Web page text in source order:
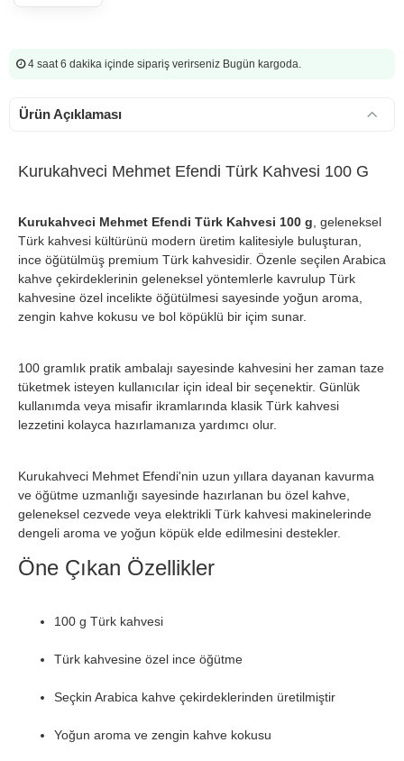
4 saat 6 dakika içinde sipariş verirseniz Bugün kargoda.
Ürün Açıklaması
Kurukahveci Mehmet Efendi Türk Kahvesi 100 G
Kurukahveci Mehmet Efendi Türk Kahvesi 100 g , geleneksel
Türk kahvesi kültürünü modern üretim kalitesiyle buluşturan,
ince öğütülmüş premium Türk kahvesidir. Özenle seçilen Arabica
kahve çekirdeklerinin geleneksel yöntemlerle kavrulup Türk
kahvesine özel incelikte öğütülmesi sayesinde yoğun aroma,
zengin kahve kokusu ve bol köpüklü bir içim sunar.
100 gramlık pratik ambalajı sayesinde kahvesini her zaman taze
tüketmek isteyen kullanıcılar için ideal bir seçenektir. Günlük
kullanımda veya misafir ikramlarında klasik Türk kahvesi
lezzetini kolayca hazırlamanıza yardımcı olur.
Kurukahveci Mehmet Efendi'nin uzun yıllara dayanan kavurma
ve öğütme uzmanlığı sayesinde hazırlanan bu özel kahve,
geleneksel cezvede veya elektrikli Türk kahvesi makinelerinde
dengeli aroma ve yoğun köpük elde edilmesini destekler.
Öne Çıkan Özellikler
100 g Türk kahvesi
Türk kahvesine özel ince öğütme
Seçkin Arabica kahve çekirdeklerinden üretilmiştir
Yoğun aroma ve zengin kahve kokusu